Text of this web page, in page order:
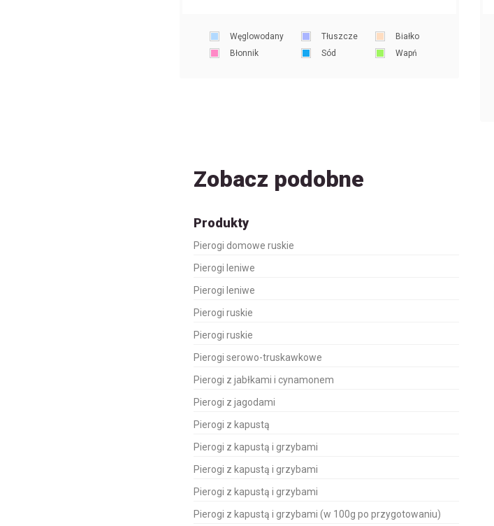
Węglowodany Tłuszcze
Białko
Błonnik
Sód Wapń
Zobacz podobne
Produkty
Pierogi domowe ruskie
Pierogi leniwe
Pierogi leniwe
Pierogi ruskie
Pierogi ruskie
Pierogi serowo-truskawkowe
Pierogi z jabłkami i cynamonem
Pierogi z jagodami
Pierogi z kapustą
Pierogi z kapustą i grzybami
Pierogi z kapustą i grzybami
Pierogi z kapustą i grzybami
Pierogi z kapustą i grzybami (w 100g po przygotowaniu)